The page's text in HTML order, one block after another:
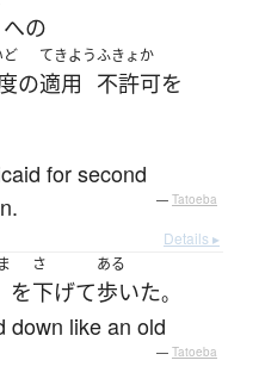
への
ど
の
てきよう
適用
ふきょか
不許可を
for second
— Tatoeba
Details ▸
を
さ
下げて
ある
歩いた。
down like an old
— Tatoeba